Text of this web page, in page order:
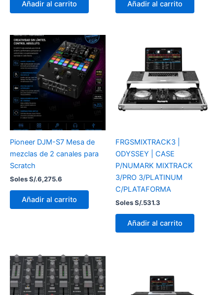
Añadir al carrito Añadir al carrito
Pioneer DJM-S7 Mesa de
mezclas de 2 canales para
Scratch
Soles S/.6,275.6
Añadir al carrito
FRGSMIXTRACK3 |
ODYSSEY | CASE
P/NUMARK MIXTRACK
3/PRO 3/PLATINUM
C/PLATAFORMA
Soles S/.531.3
Añadir al carrito